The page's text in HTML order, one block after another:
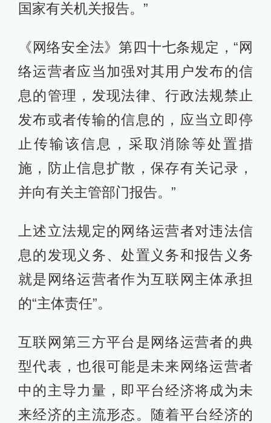
国家有关机关报告。”
《网络安全法》第四十七条规定，“网
络运营者应当加强对其用户发布的信
息的管理，发现法律、行政法规禁止
发布或者传输的信息的，应当立即停
止传输该信息，采取消除等处置措
施，防止信息扩散，保存有关记录，
并向有关主管部门报告。”
上述立法规定的网络运营者对违法信
息的发现义务、处置义务和报告义务
就是网络运营者作为互联网主体承担
的“主体责任”。
互联网第三方平台是网络运营者的典
型代表，也很可能是未来网络运营者
中的主导力量，即平台经济将成为未
来经济的主流形态。随着平台经济的